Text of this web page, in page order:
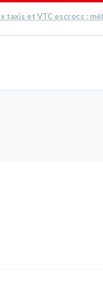
taxis et VTC escrocs :